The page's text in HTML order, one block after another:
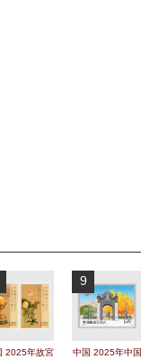
2025年故宮
9
中国 2025年中国